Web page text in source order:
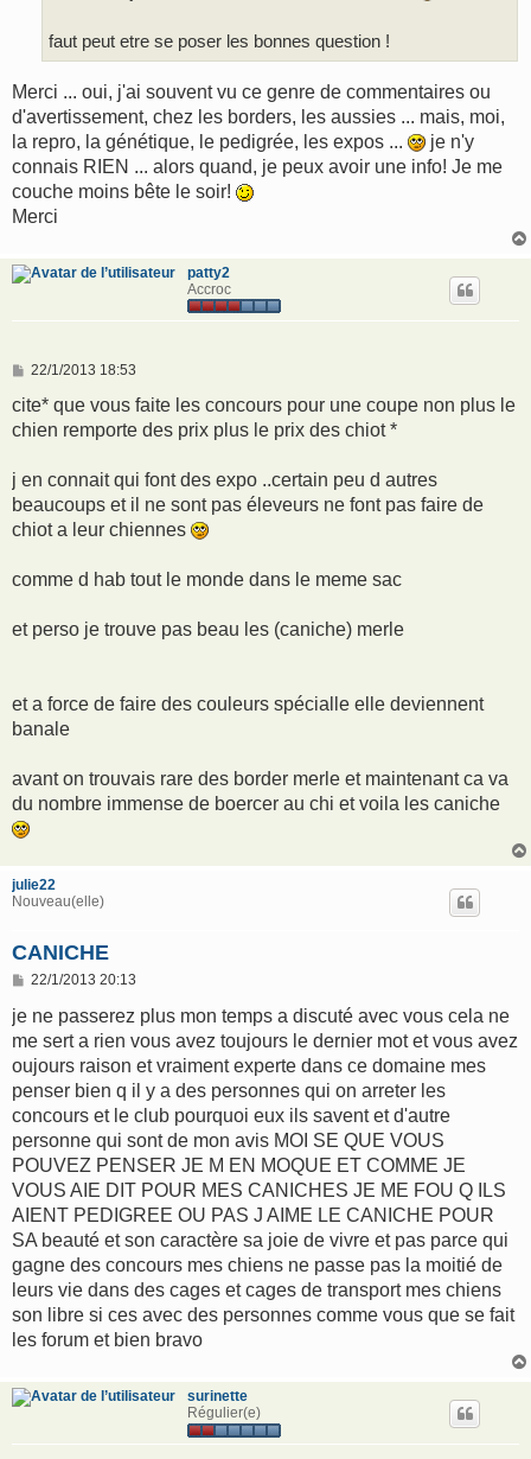
faut peut etre se poser les bonnes question !
Merci ... oui, j'ai souvent vu ce genre de commentaires ou
d'avertissement, chez les borders, les aussies ... mais, moi,
la repro, la génétique, le pedigrée, les expos ...
je n'y
connais RIEN ... alors quand, je peux avoir une info! Je me
couche moins bête le soir!
Merci
patty2
Accroc
M
s
a
22/1/2013 18:53
cite* que vous faite les concours pour une coupe non plus le
chien remporte des prix plus le prix des chiot *
j en connait qui font des expo ..certain peu d autres
beaucoups et il ne sont pas éleveurs ne font pas faire de
chiot a leur chiennes
comme d hab tout le monde dans le meme sac
et perso je trouve pas beau les (caniche) merle
et a force de faire des couleurs spécialle elle deviennent
banale
avant on trouvais rare des border merle et maintenant ca va
du nombre immense de boercer au chi et voila les caniche
julie22
Nouveau(elle)
CANICHE
M
s
a
g
e
22/1/2013 20:13
je ne passerez plus mon temps a discuté avec vous cela ne
me sert a rien vous avez toujours le dernier mot et vous avez
oujours raison et vraiment experte dans ce domaine mes
penser bien q il y a des personnes qui on arreter les
concours et le club pourquoi eux ils savent et d'autre
personne qui sont de mon avis MOI SE QUE VOUS
POUVEZ PENSER JE M EN MOQUE ET COMME JE
VOUS AIE DIT POUR MES CANICHES JE ME FOU Q ILS
AIENT PEDIGREE OU PAS J AIME LE CANICHE POUR
SA beauté et son caractère sa joie de vivre et pas parce qui
gagne des concours mes chiens ne passe pas la moitié de
leurs vie dans des cages et cages de transport mes chiens
son libre si ces avec des personnes comme vous que se fait
les forum et bien bravo
surinette
Régulier(e)